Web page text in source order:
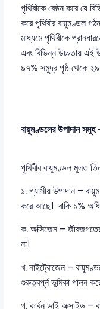
পৃথিবীকে বেষ্ঠন করে যে
করে পৃথিবীর বায়ুমণ্ডল
মাধ্যমে পৃথিবীকে
এবং বিভিন্ন উচ্চতায় এই
৯৭% সমুদ্র পৃষ্ঠ থেকে ২৯
বায়ুমণ্ডলের উপাদান সমূহ
পৃথিবীর বায়ুমণ্ডল মূলত
১. গ্যাসীয় উপাদান –
করে আছে। বাকি ১%
ক. অক্সিজেন – জীবজগতের
না।
খ. নাইট্রোজেন –
গুরুত্বপূর্ন ভূমিকা পালন
গ. কার্বন ডাই অক্সাইড –